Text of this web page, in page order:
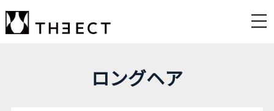
ロングヘア